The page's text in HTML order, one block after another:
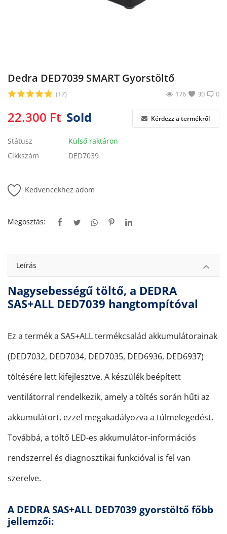
Dedra DED7039 SMART Gyorstöltő
0
(17) 30
176
22.300Ft Sold Kérdezz a termékről
Státusz
Külső raktáron
Cikkszám
DED7039
Kedvencekhez adom
Megosztás:
Leírás
Nagysebességű töltő, a DEDRA
SAS+ALL DED7039 hangtompítóval
Ez a termék a SAS+ALL termékcsalád akkumulátorainak
(DED7032, DED7034, DED7035, DED6936, DED6937)
töltésére lett kifejlesztve. A készülék beépített
ventilátorral rendelkezik, amely a töltés során hűti az
akkumulátort, ezzel megakadályozva a túlmelegedést.
Továbbá, a töltő LED-es akkumulátor-információs
rendszerrel és diagnosztikai funkcióval is fel van
szerelve.
A DEDRA SAS+ALL DED7039 gyorstöltő főbb
jellemzői: